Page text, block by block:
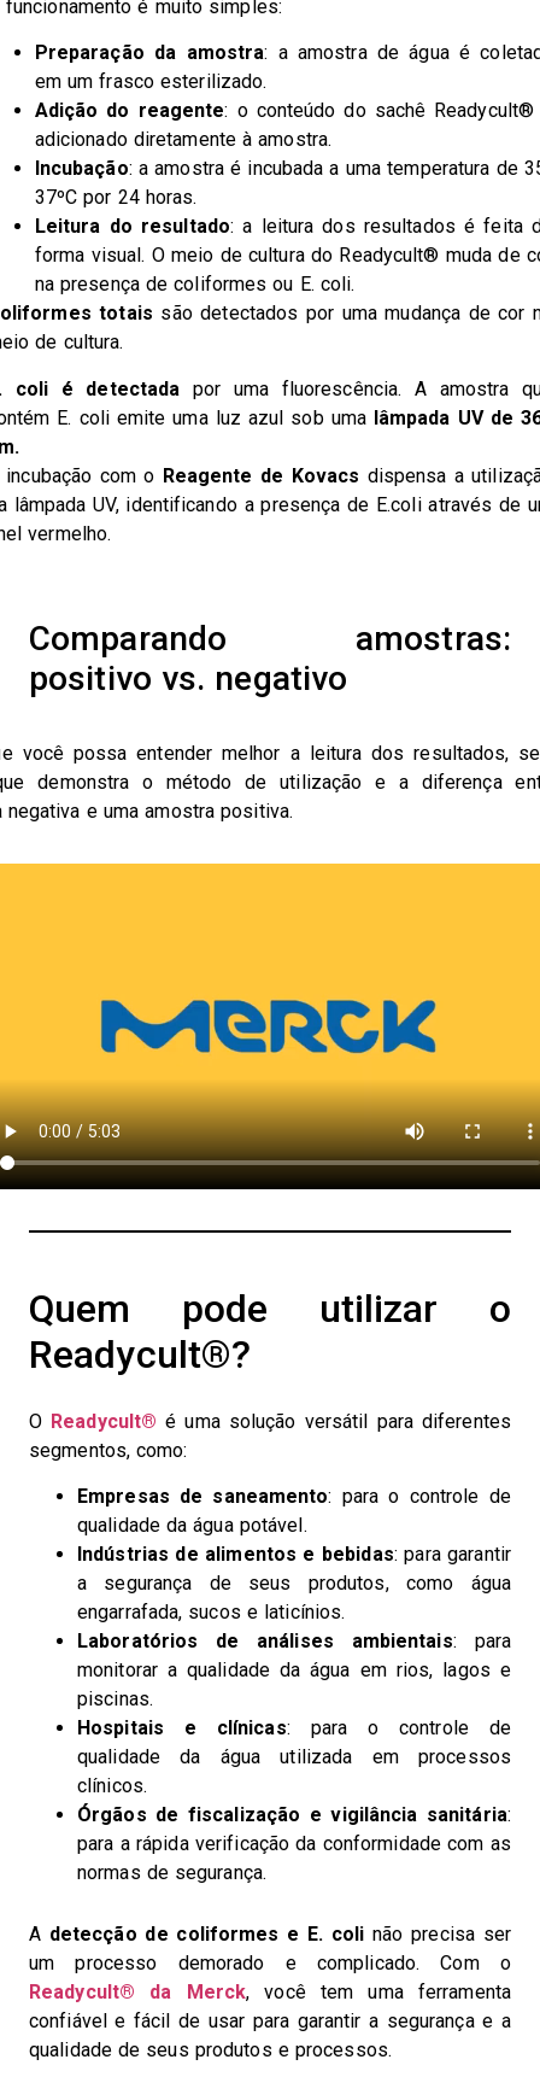
funcionamento é muito simples:
Preparação da amostra: a amostra de água é
em um frasco esterilizado.
Adição do reagente: o conteúdo do sachê
adicionado diretamente à amostra.
Incubação: a amostra é incubada a uma temperatura de
37ºC por 24 horas.
Leitura do resultado: a leitura dos resultados é feita
forma visual. O meio de cultura do Readycult® muda de
na presença de coliformes ou E. coli.
totais são detectados por uma mudança de cor
de cultura.
coli é detectada por uma fluorescência. A amostra
E. coli emite uma luz azul sob uma lâmpada UV de
incubação com o Reagente de Kovacs dispensa a
lâmpada UV, identificando a presença de E.coli através de
vermelho.
Comparando amostras:
positivo vs. negativo
você possa entender melhor a leitura dos resultados,
demonstra o método de utilização e a diferença
negativa e uma amostra positiva.
Quem pode utilizar o
Readycult®?
O Readycult® é uma solução versátil para diferentes
segmentos, como:
Empresas de saneamento: para o controle de
qualidade da água potável.
Indústrias de alimentos e bebidas: para garantir
a segurança de seus produtos, como água
engarrafada, sucos e laticínios.
Laboratórios de análises ambientais: para
monitorar a qualidade da água em rios, lagos e
piscinas.
Hospitais e clínicas: para o controle de
qualidade da água utilizada em processos
clínicos.
Órgãos de fiscalização e vigilância sanitária:
para a rápida verificação da conformidade com as
normas de segurança.
A detecção de coliformes e E. coli não precisa ser
um processo demorado e complicado. Com o
Readycult® da Merck, você tem uma ferramenta
confiável e fácil de usar para garantir a segurança e a
qualidade de seus produtos e processos.